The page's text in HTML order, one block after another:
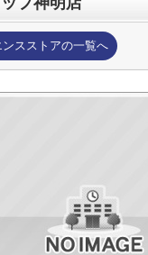
スストアの一覧へ